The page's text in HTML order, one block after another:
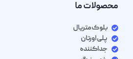
محصولات ما
بلوک متریال
پلی اورتان
جداکننده